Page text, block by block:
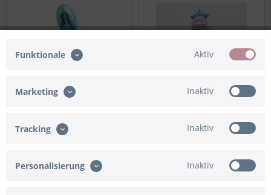
Deko Ballonset "Baby Boy"
Deko Ballonset, Irisierend
Funktionale Aktiv
Marketing Inaktiv
Tracking Inaktiv
Personalisierung Inaktiv